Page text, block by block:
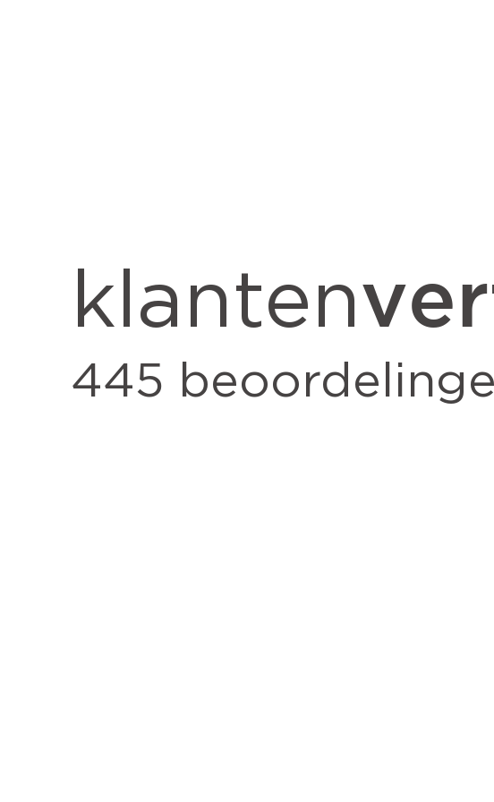
klanten
445